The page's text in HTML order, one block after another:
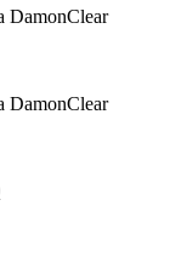
DamonClear
DamonClear